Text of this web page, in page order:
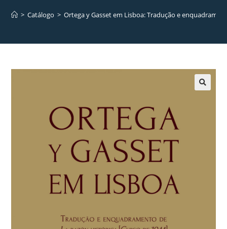
> Catálogo > Ortega y Gasset em Lisboa: Tradução e